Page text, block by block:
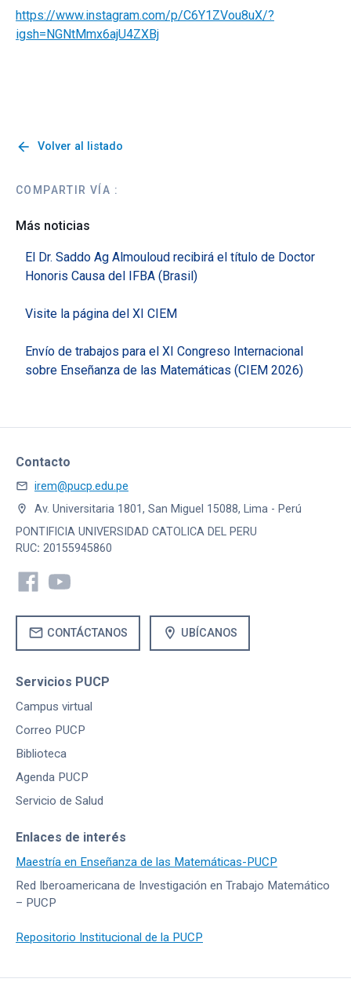
https://www.instagram.com/p/C6Y1ZVou8uX/?
igsh=NGNtMmx6ajU4ZXBj
arrow_back Volver al listado
COMPARTIR VÍA :
Más noticias
El Dr. Saddo Ag Almouloud recibirá el título de Doctor
Honoris Causa del IFBA (Brasil)
Visite la página del XI CIEM
Envío de trabajos para el XI Congreso Internacional
sobre Enseñanza de las Matemáticas (CIEM 2026)
Contacto
mail irem@pucp.edu.pe
location_on
Av. Universitaria 1801, San Miguel 15088, Lima - Perú
PONTIFICIA UNIVERSIDAD CATOLICA DEL PERU
RUC: 20155945860
mail CONTÁCTANOS location_on UBÍCANOS
Servicios PUCP
Campus virtual
Correo PUCP
Biblioteca
Agenda PUCP
Servicio de Salud
Enlaces de interés
Maestría en Enseñanza de las Matemáticas-PUCP
Red Iberoamericana de Investigación en Trabajo Matemático
– PUCP
Repositorio Institucional de la PUCP